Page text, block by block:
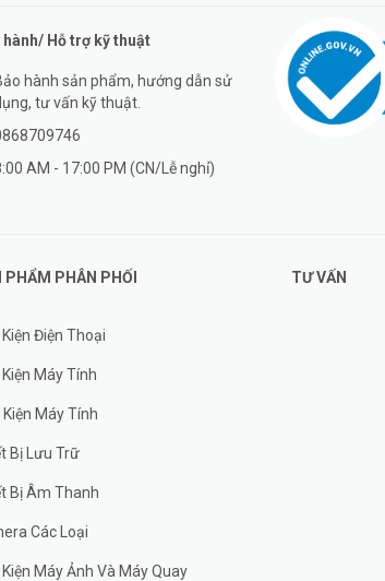
hành/ Hỗ trợ kỹ thuật
hành sản phẩm, hướng dẫn sử
tư vấn kỹ thuật.
AM - 17:00 PM (CN/Lễ nghỉ)
PHẨM PHÂN PHỐI
Kiện Điện Thoại
Kiện Máy Tính
Kiện Máy Tính
Bị Lưu Trữ
Bị Âm Thanh
Các Loại
Kiện Máy Ảnh Và Máy Quay
TƯ VẤN